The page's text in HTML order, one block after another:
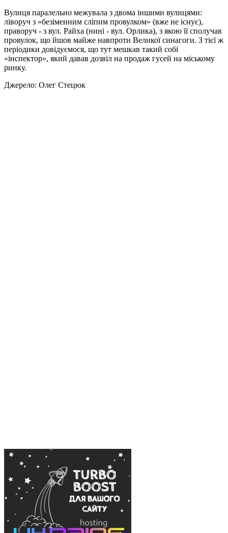
Вулиця паралельно межувала з двома іншими вулицями:
ліворуч з «безіменним сліпим провулком» (вже не існує),
праворуч - з вул. Райха (нині - вул. Орлика), з якою її сполучав
провулок, що йшов майже навпроти Великої синагоги. З тієї ж
періодики довідуємося, що тут мешкав такий собі
«інспектор», який давав дозвіл на продаж гусей на міському
ринку.
Джерело: Олег Стецюк